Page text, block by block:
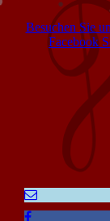
Besuchen Sie
Facebook